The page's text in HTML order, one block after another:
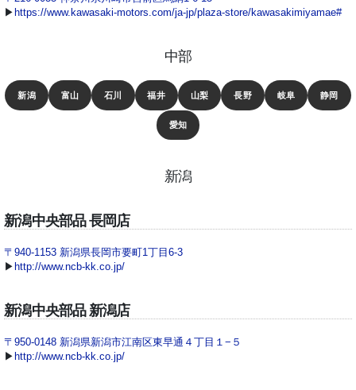
▶ https://www.kawasaki-motors.com/ja-jp/plaza-store/kawasakimiyamae#
中部
新潟 富山 石川 福井 山梨 長野 岐阜 静岡
愛知
新潟
新潟中央部品 長岡店
〒940-1153 新潟県長岡市要町1丁目6-3
▶ http://www.ncb-kk.co.jp/
新潟中央部品 新潟店
〒950-0148 新潟県新潟市江南区東早通４丁目１−５
▶ http://www.ncb-kk.co.jp/